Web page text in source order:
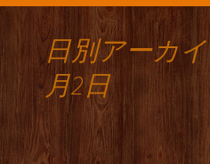
日別アーカイ
月2日